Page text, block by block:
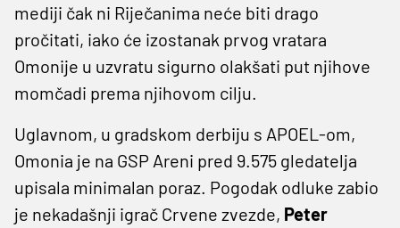
mediji čak ni Riječanima neće biti drago
pročitati, iako će izostanak prvog vratara
Omonije u uzvratu sigurno olakšati put njihove
momčadi prema njihovom cilju.
Uglavnom, u gradskom derbiju s APOEL-om,
Omonia je na GSP Areni pred 9.575 gledatelja
upisala minimalan poraz. Pogodak odluke zabio
je nekadašnji igrač Crvene zvezde, Peter